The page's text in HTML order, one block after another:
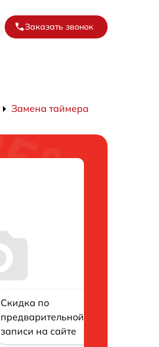
Заказать звонок
Замена таймера
Скидка по
предварительной
записи на сайте